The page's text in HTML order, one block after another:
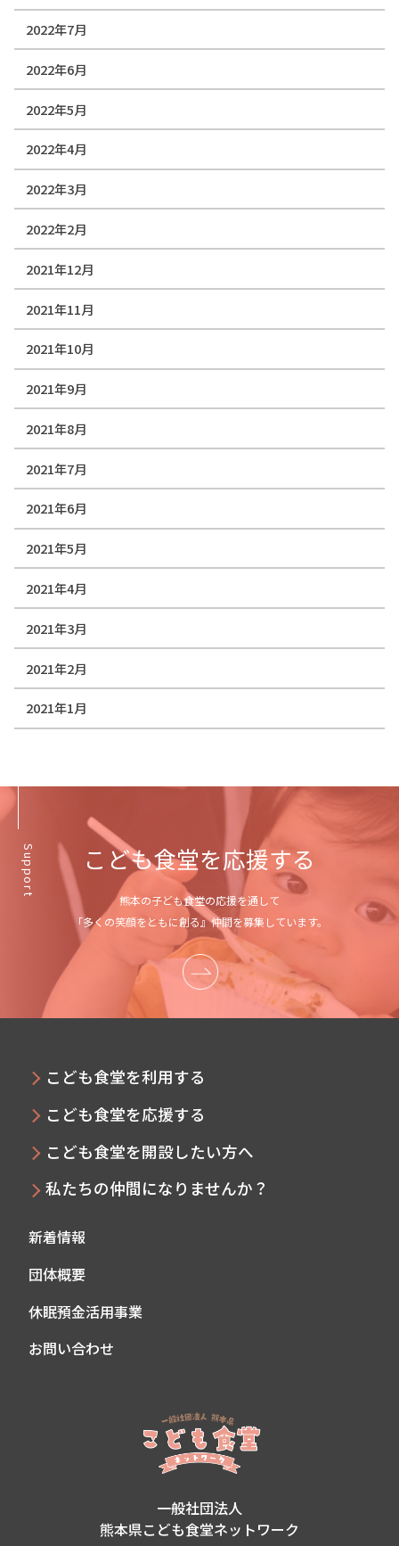
2022年7月
2022年6月
2022年5月
2022年4月
2022年3月
2022年2月
2021年12月
2021年11月
2021年10月
2021年9月
2021年8月
2021年7月
2021年6月
2021年5月
2021年4月
2021年3月
2021年2月
2021年1月
Support こども食堂を応援する
熊本の子ども食堂の応援を通して
「多くの笑顔をともに創る』仲間を募集しています。
こども食堂を利用する
こども食堂を応援する
こども食堂を開設したい方へ
私たちの仲間になりませんか？
新着情報
団体概要
休眠預金活用事業
お問い合わせ
一般社団法人
熊本県こども食堂ネットワーク